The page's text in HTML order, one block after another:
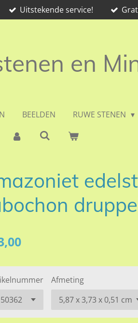
Uitstekende service!
en
BEELDEN RUWE STENEN
Afmeting